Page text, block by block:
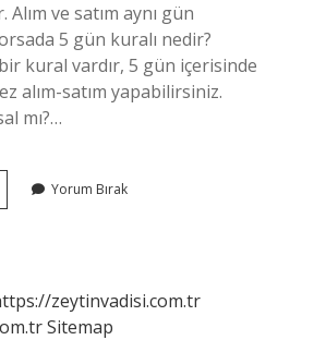
ve satım aynı gün
5 gün kuralı nedir?
kural vardır, 5 gün içerisinde
alım-satım yapabilirsiniz.
mı?…
Yorum Bırak
zeytinvadisi.com.tr
Sitemap